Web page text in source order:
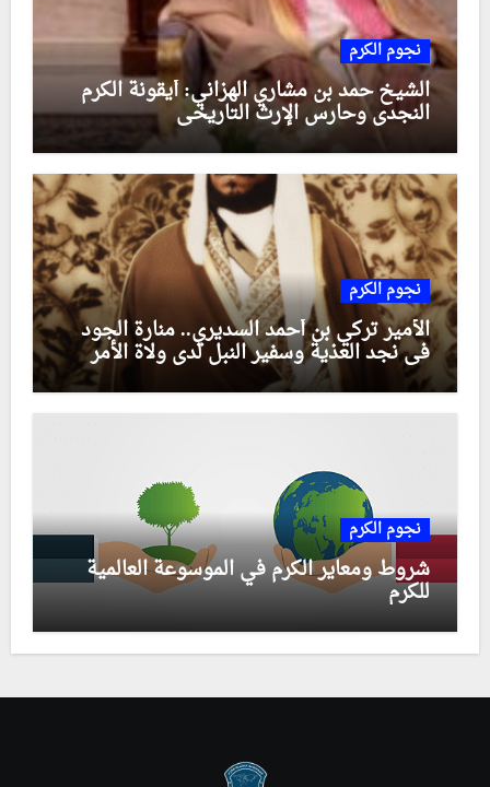
نجوم الكرم
الشيخ حمد بن مشاري الهزاني: أيقونة الكرم
النجدي وحارس الإرث التاريخي
نجوم الكرم
الأمير تركي بن أحمد السديري.. منارة الجود
في نجد العذية وسفير النبل لدى ولاة الأمر
نجوم الكرم
شروط ومعاير الكرم في الموسوعة العالمية
للكرم